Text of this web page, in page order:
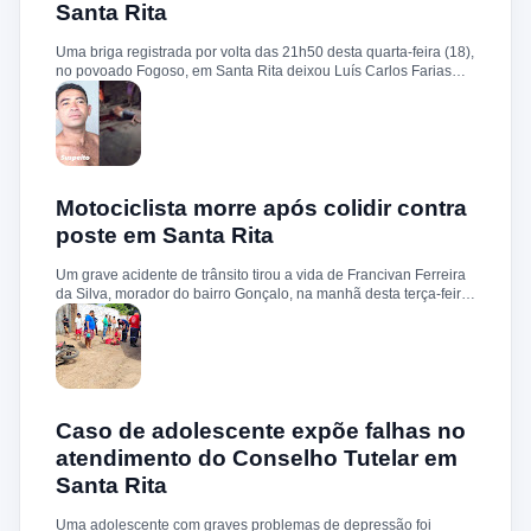
circunstâncias do homicídio. Até o momento, não há informações
Santa Rita
Uma briga registrada por volta das 21h50 desta quarta-feira (18),
no povoado Fogoso, em Santa Rita deixou Luís Carlos Farias
Alves gravemente ferido. Segundo informações, ele e o suspeito
Benedito Alves dos Santos estavam ingerindo bebida alcoólica
quando teve início uma discussão. Durante a confusão, Benedito
quebrou uma garrafa e desferiu vários golpes contra a vítima.
Luís Carlos foi socorrido e, devido à gravidade dos ferimentos,
localizado em sua residência, preso e encaminhado à Delegacia
de Rosário para os procedimentos legais.
Motociclista morre após colidir contra
poste em Santa Rita
Um grave acidente de trânsito tirou a vida de Francivan Ferreira
da Silva, morador do bairro Gonçalo, na manhã desta terça-feira
(02). De acordo com informações, Francivan seguia de
motocicleta com a esposa no sentido Areias–Santa Rita quando
perdeu o controle do veículo nas proximidades da ponte de
Carema, colidindo violentamente contra um poste. A vítima
sofreu traumatismo craniano e morreu ainda no local. A esposa,
Francivan foi encaminhado ao necrotério do Hospital Municipal
de Santa Rita para os procedimentos de praxe.
Caso de adolescente expõe falhas no
atendimento do Conselho Tutelar em
Santa Rita
Uma adolescente com graves problemas de depressão foi